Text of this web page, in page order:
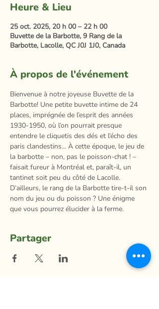
Heure & Lieu
25 oct. 2025, 20 h 00 – 22 h 00
Buvette de la Barbotte, 9 Rang de la
Barbotte, Lacolle, QC J0J 1J0, Canada
À propos de l'événement
Bienvenue à notre joyeuse Buvette de la
Barbotte! Une petite buvette intime de 24
places, imprégnée de l’esprit des années
1930-1950, où l’on pourrait presque
entendre le cliquetis des dés et l’écho des
paris clandestins... À cette époque, le jeu de
la barbotte – non, pas le poisson-chat ! –
faisait fureur à Montréal et, paraît-il, un
tantinet soit peu du côté de Lacolle.
D’ailleurs, le rang de la Barbotte tire-t-il son
nom du jeu ou du poisson ? Une énigme
que vous pourrez élucider à la ferme.
Partager